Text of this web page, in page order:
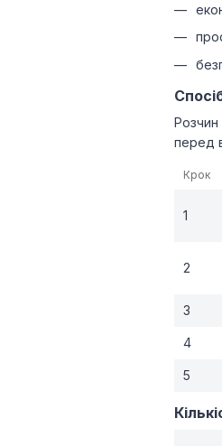
Розчин
перед
Крок
1
2
3
4
5